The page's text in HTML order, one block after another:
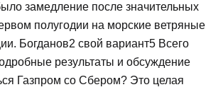
замедление после значительных
полугодии на морские ветряные
Богданов2 свой вариант5 Всего
результаты и обсуждение
Газпром со Сбером? Это целая